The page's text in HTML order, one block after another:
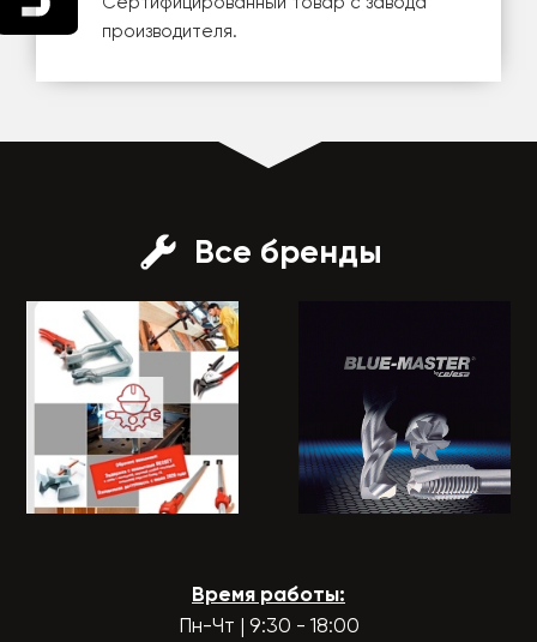
производителя.
Все бренды
Время работы:
Пн-Чт | 9:30 - 18:00